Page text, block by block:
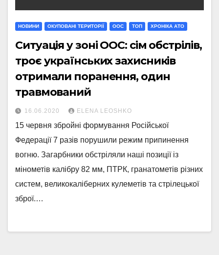
НОВИНИ ОКУПОВАНІ ТЕРИТОРІЇ ООС ТОП ХРОНІКА АТО
Ситуація у зоні ООС: сім обстрілів,
троє українських захисників
отримали поранення, один
травмований
16.06.2020 ELENA LEOSHKO
15 червня збройні формування Російської
Федерації 7 разів порушили режим припинення
вогню. Загарбники обстріляли наші позиції із
мінометів калібру 82 мм, ПТРК, гранатометів різних
систем, великокаліберних кулеметів та стрілецької
зброї.…